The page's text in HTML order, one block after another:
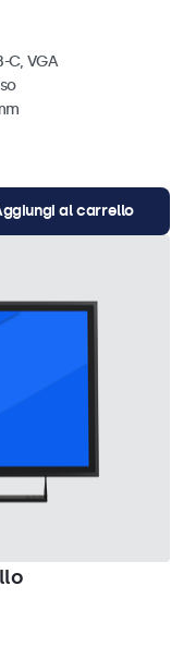
C, VGA
al carrello